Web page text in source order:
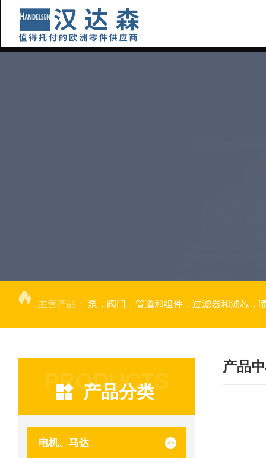
主营产品： 泵，阀门，管道和组件，过滤器和滤芯，
PRODUCTS
产品分类
电机、马达
产品